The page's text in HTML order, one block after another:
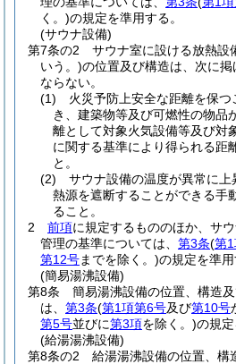
く。)の規定を準用する。
(サウナ設備)
第7条の2
サウナ室に設ける放熱設
いう。)の位置及び構造は、次に
ならない。
(1)
火災予防上安全な距離を保
き、建築物等及び可燃性の物品
離として対象火気設備等及び対
に関する基準により得られる距
と。
(2)
サウナ設備の温度が異常に
熱源を遮断することができる手
ること。
2
前項に規定するもののほか、サ
管理の基準については、 第3条(第
第12号までを除く。)の規定を準用
(簡易湯沸設備)
第8条
簡易湯沸設備の位置、構造
は、 第3条(第1項第6号及び第10号
第5号並びに第3項を除く。)の規定
(給湯湯沸設備)
第8条の2
給湯湯沸設備の位置、構